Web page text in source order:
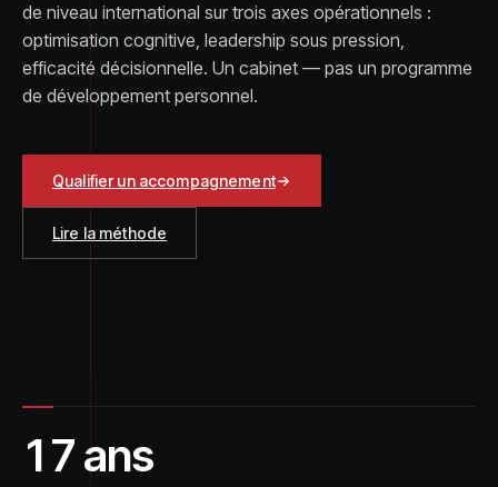
de niveau international sur trois axes opérationnels :
optimisation cognitive, leadership sous pression,
efficacité décisionnelle. Un cabinet — pas un programme
de développement personnel.
Qualifier un accompagnement
Lire la méthode
17 ans